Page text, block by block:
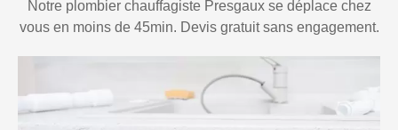
Notre plombier chauffagiste Presgaux se déplace chez
vous en moins de 45min. Devis gratuit sans engagement.